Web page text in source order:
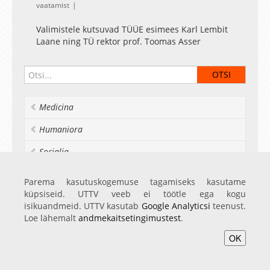
vaatamist
Valimistele kutsuvad TÜÜE esimees Karl Lembit
Laane ning TÜ rektor prof. Toomas Asser
Medicina
Humaniora
Socialia
Ülikoolist veel
Parema kasutuskogemuse tagamiseks kasutame
küpsiseid. UTTV veeb ei töötle ega kogu
isikuandmeid. UTTV kasutab Google Analyticsi teenust.
Loe lähemalt andmekaitsetingimustest.
OK